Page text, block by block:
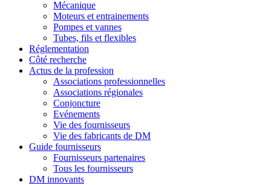
Mécanique
Moteurs et entrainements
Pompes et vannes
Tubes, fils et flexibles
Réglementation
Côté recherche
Actus de la profession
Associations professionnelles
Associations régionales
Conjoncture
Evénements
Vie des fournisseurs
Vie des fabricants de DM
Guide fournisseurs
Fournisseurs partenaires
Tous les fournisseurs
DM innovants